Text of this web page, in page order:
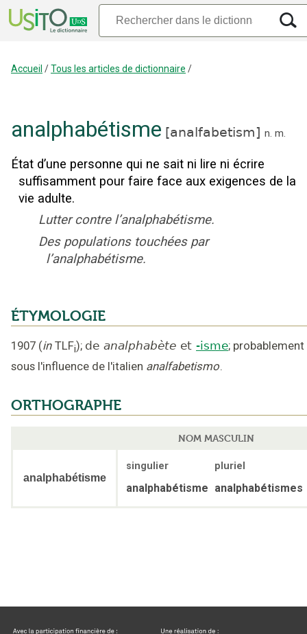
Accueil /Tous les articles de dictionnaire /
analphabétisme [analfabetism] n. m.
État d’une personne qui ne sait ni lire ni écrire
suffisamment pour faire face aux exigences de la
vie adulte.
Lutter contre l’analphabétisme.
Des populations touchées par
l’analphabétisme.
ÉTYMOLOGIE
1907 (in TLFi); de analphabète et -isme; probablement
sous l'influence de l'italien analfabetismo.
ORTHOGRAPHE
NOM MASCULIN
analphabétisme
singulier pluriel
analphabétisme analphabétismes